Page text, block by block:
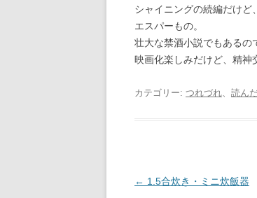
シャイニングの続編だけど
エスパーもの。
壮大な禁酒小説でもあるの
映画化楽しみだけど、精神
カテゴリー: つれづれ、 読ん
投
← 1.5合炊き・ミニ炊飯器